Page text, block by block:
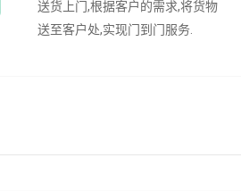
送货上门,根据客户的需求,将货物
送至客户处,实现门到门服务.